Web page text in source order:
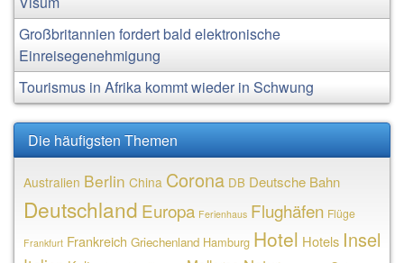
Großbritannien fordert bald elektronische
Einreisegenehmigung
Tourismus in Afrika kommt wieder in Schwung
Die häufigsten Themen
Australien Berlin China Corona DB Deutsche Bahn
Deutschland Europa Ferienhaus Flughäfen Flüge
Frankfurt Frankreich Griechenland Hamburg Hotel Hotels Insel